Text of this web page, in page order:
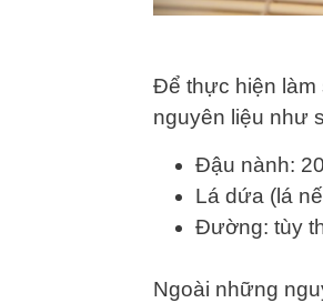
Để thực hiện làm
nguyên liệu như
Đậu nành:
Lá dứa (lá
Đường: tùy
Ngoài những